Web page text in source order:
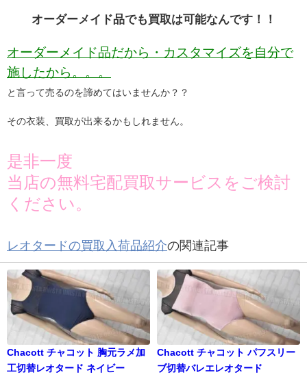
オーダーメイド品でも買取は可能なんです！！
オーダーメイド品だから・カスタマイズを自分で
施したから。。。
と言って売るのを諦めてはいませんか？？
その衣装、買取が出来るかもしれません。
是非一度
当店の無料宅配買取サービスをご検討
ください。
レオタードの買取入荷品紹介の関連記事
Chacott チャコット 胸元ラメ加
工切替レオタード ネイビー
Chacott チャコット パフスリー
ブ切替バレエレオタード